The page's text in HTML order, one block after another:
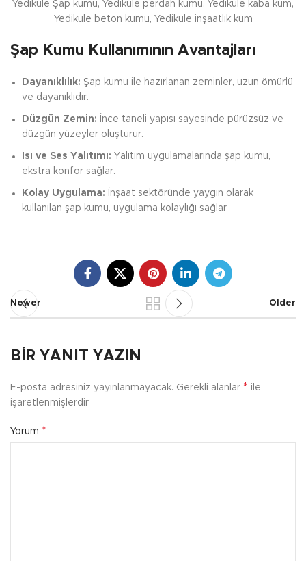
Yedikule Şap kumu, Yedikule perdah kumu, Yedikule kaba kum,
Yedikule beton kumu, Yedikule inşaatlık kum
Şap Kumu Kullanımının Avantajları
Dayanıklılık: Şap kumu ile hazırlanan zeminler, uzun ömürlü
ve dayanıklıdır.
Düzgün Zemin: İnce taneli yapısı sayesinde pürüzsüz ve
düzgün yüzeyler oluşturur.
Isı ve Ses Yalıtımı: Yalıtım uygulamalarında şap kumu,
ekstra konfor sağlar.
Kolay Uygulama: İnşaat sektöründe yaygın olarak
kullanılan şap kumu, uygulama kolaylığı sağlar
Newer Older
BIR YANIT YAZIN
E-posta adresiniz yayınlanmayacak. Gerekli alanlar * ile
işaretlenmişlerdir
Yorum *